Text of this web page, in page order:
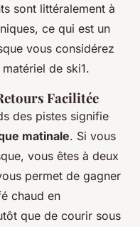
sont littéralement à
ce qui est un
vous considérez
de ski1.
Facilitée
des pistes signifie
matinale. Si vous
vous êtes à deux
permet de gagner
chaud en
que de courir sous